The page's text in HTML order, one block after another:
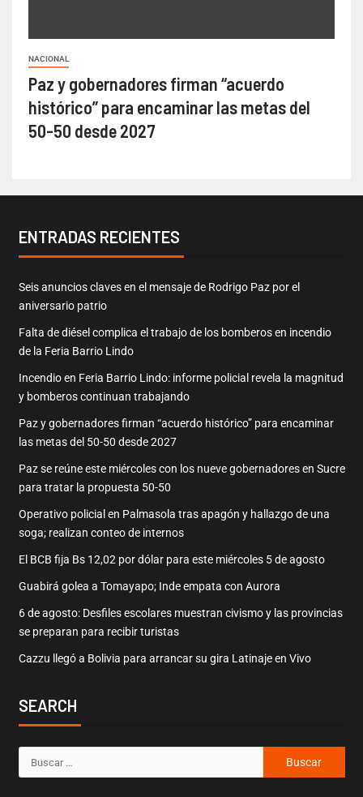
NACIONAL
Paz y gobernadores firman “acuerdo
histórico” para encaminar las metas del
50-50 desde 2027
ENTRADAS RECIENTES
Seis anuncios claves en el mensaje de Rodrigo Paz por el
aniversario patrio
Falta de diésel complica el trabajo de los bomberos en incendio
de la Feria Barrio Lindo
Incendio en Feria Barrio Lindo: informe policial revela la magnitud
y bomberos continuan trabajando
Paz y gobernadores firman “acuerdo histórico” para encaminar
las metas del 50-50 desde 2027
Paz se reúne este miércoles con los nueve gobernadores en Sucre
para tratar la propuesta 50-50
Operativo policial en Palmasola tras apagón y hallazgo de una
soga; realizan conteo de internos
El BCB fija Bs 12,02 por dólar para este miércoles 5 de agosto
Guabirá golea a Tomayapo; Inde empata con Aurora
6 de agosto: Desfiles escolares muestran civismo y las provincias
se preparan para recibir turistas
Cazzu llegó a Bolivia para arrancar su gira Latinaje en Vivo
SEARCH